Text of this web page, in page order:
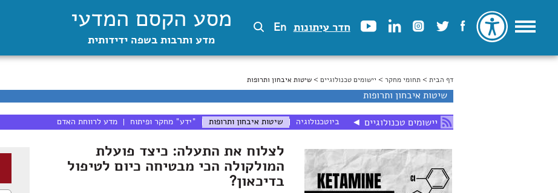
חדר עיתונות En מסע הקסם המדעי
מדע ותרבות בשפה ידידותית
הינך נמצא כאן
דף הבית >תחומי מחקר > יישומים טכנולוגיים > שיטות איבחון ותרופות
שיטות איבחון ותרופות
יישומים טכנולוגיים ◄ ביוטכנולוגיה שיטות איבחון ותרופות "ידע" מחקר ופיתוח מדע לרווחת האדם
לצלוח את התעלה: כיצד פועלת
המולקולה הכי מבטיחה כיום לטיפול
בדיכאון?